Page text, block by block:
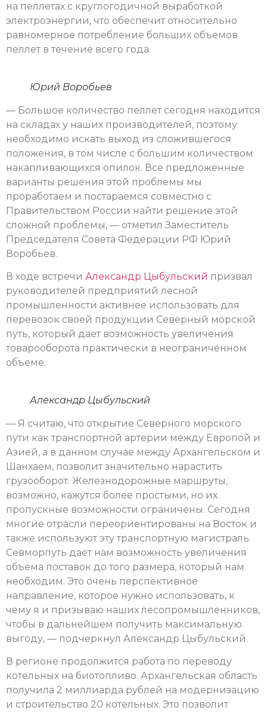
на пеллетах с круглогодичной выработкой
электроэнергии, что обеспечит относительно
равномерное потребление больших объемов
пеллет в течение всего года.
Юрий Воробьев
— Большое количество пеллет сегодня находится
на складах у наших производителей, поэтому
необходимо искать выход из сложившегося
положения, в том числе с большим количеством
накапливающихся опилок. Все предложенные
варианты решения этой проблемы мы
проработаем и постараемся совместно с
Правительством России найти решение этой
сложной проблемы, — отметил Заместитель
Председателя Совета Федерации РФ Юрий
Воробьев.
В ходе встречи Александр Цыбульский призвал
руководителей предприятий лесной
промышленности активнее использовать для
перевозок своей продукции Северный морской
путь, который дает возможность увеличения
товарооборота практически в неограниченном
объеме.
Александр Цыбульский
— Я считаю, что открытие Северного морского
пути как транспортной артерии между Европой и
Азией, а в данном случае между Архангельском и
Шанхаем, позволит значительно нарастить
грузооборот. Железнодорожные маршруты,
возможно, кажутся более простыми, но их
пропускные возможности ограничены. Сегодня
многие отрасли переориентированы на Восток и
также используют эту транспортную магистраль.
Севморпуть дает нам возможность увеличения
объема поставок до того размера, который нам
необходим. Это очень перспективное
направление, которое нужно использовать, к
чему я и призываю наших лесопромышленников,
чтобы в дальнейшем получить максимальную
выгоду, — подчеркнул Александр Цыбульский.
В регионе продолжится работа по переводу
котельных на биотопливо. Архангельская область
получила 2 миллиарда рублей на модернизацию
и строительство 20 котельных. Это позволит